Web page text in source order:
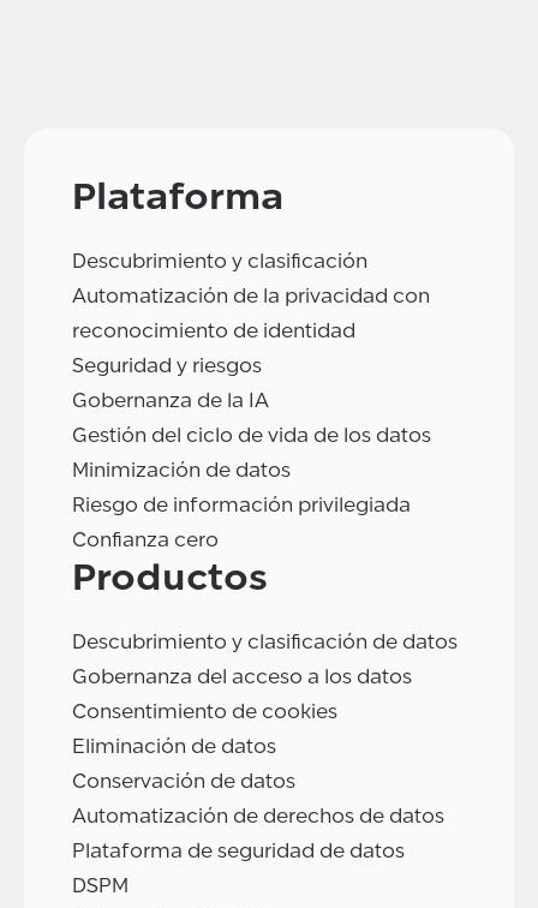
Plataforma
Descubrimiento y clasificación
Automatización de la privacidad con
reconocimiento de identidad
Seguridad y riesgos
Gobernanza de la IA
Gestión del ciclo de vida de los datos
Minimización de datos
Riesgo de información privilegiada
Confianza cero
Productos
Descubrimiento y clasificación de datos
Gobernanza del acceso a los datos
Consentimiento de cookies
Eliminación de datos
Conservación de datos
Automatización de derechos de datos
Plataforma de seguridad de datos
DSPM